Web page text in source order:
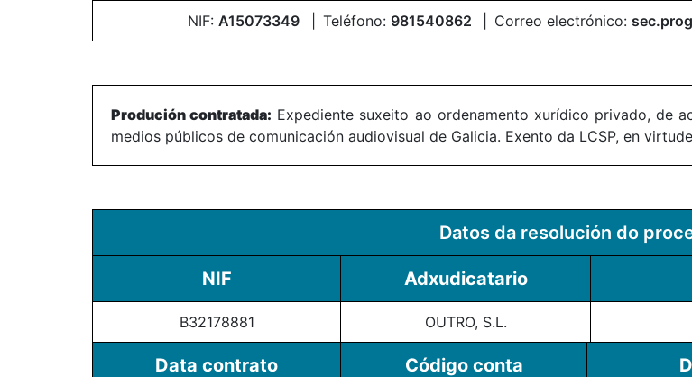
NIF: A15073349 Teléfono: 981540862 Correo electrónico:
Produción contratada: Expediente suxeito ao ordenamento xurídico privado, de
medios públicos de comunicación audiovisual de Galicia. Exento da LCSP, en
Datos da resolución do
NIF Adxudicatario
B32178881 OUTRO, S.L.
Data contrato Código conta